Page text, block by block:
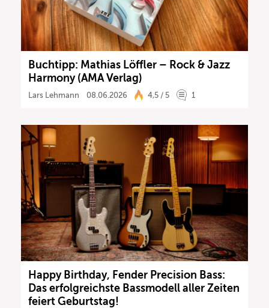
Buchtipp: Mathias Löffler – Rock & Jazz
Harmony (AMA Verlag)
Lars Lehmann 08.06.2026 4,5 / 5 1
Happy Birthday, Fender Precision Bass:
Das erfolgreichste Bassmodell aller Zeiten
feiert Geburtstag!